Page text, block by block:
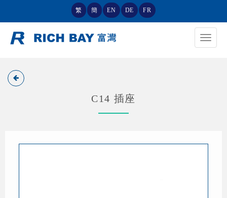
繁 簡 EN DE FR
Toggle
C14 插座